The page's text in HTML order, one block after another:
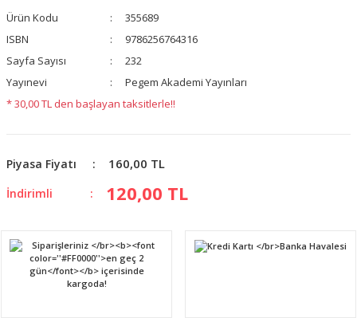
Ürün Kodu
355689
ISBN
9786256764316
Sayfa Sayısı
232
Yayınevi
Pegem Akademi Yayınları
* 30,00 TL den başlayan taksitlerle!!
Piyasa Fiyatı 160,00 TL
İndirimli 120,00 TL